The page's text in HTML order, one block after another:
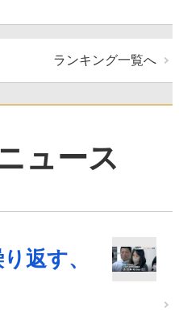
ランキング一覧へ
ュース
返す、